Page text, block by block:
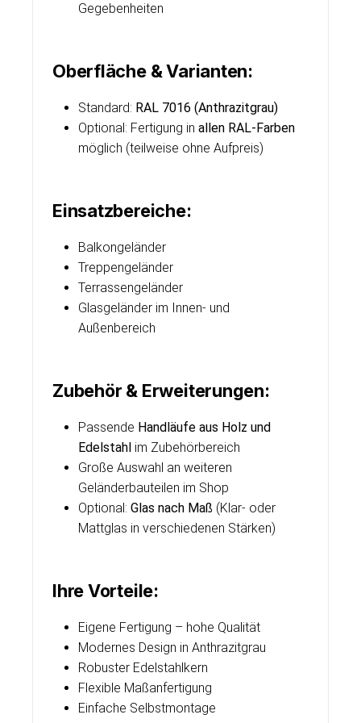
Gegebenheiten
Oberfläche & Varianten:
Standard: RAL 7016 (Anthrazitgrau)
Optional: Fertigung in allen RAL-Farben
möglich (teilweise ohne Aufpreis)
Einsatzbereiche:
Balkongeländer
Treppengeländer
Terrassengeländer
Glasgeländer im Innen- und
Außenbereich
Zubehör & Erweiterungen:
Passende Handläufe aus Holz und
Edelstahl im Zubehörbereich
Große Auswahl an weiteren
Geländerbauteilen im Shop
Optional: Glas nach Maß (Klar- oder
Mattglas in verschiedenen Stärken)
Ihre Vorteile:
Eigene Fertigung – hohe Qualität
Modernes Design in Anthrazitgrau
Robuster Edelstahlkern
Flexible Maßanfertigung
Einfache Selbstmontage